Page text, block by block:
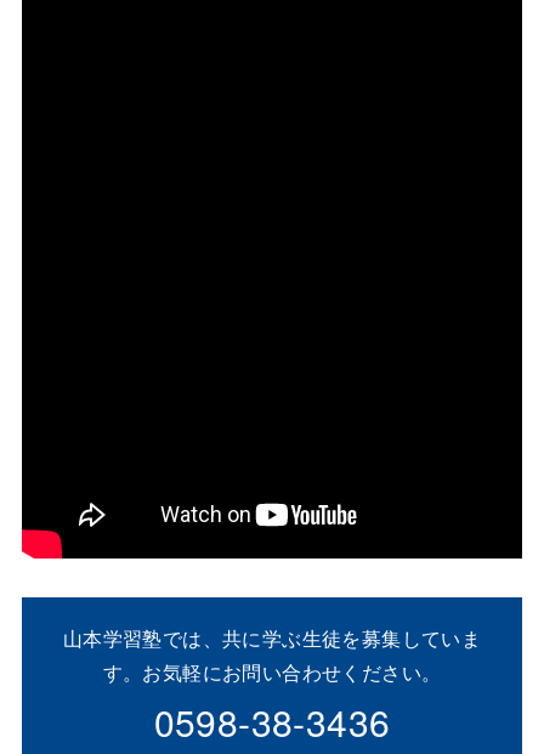
山本学習塾では、共に学ぶ生徒を募集していま
す。お気軽にお問い合わせください。
0598-38-3436